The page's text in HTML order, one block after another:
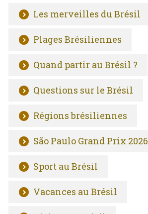
Les merveilles du Brésil
Plages Brésiliennes
Quand partir au Brésil ?
Questions sur le Brésil
Régions brésiliennes
São Paulo Grand Prix 2026
Sport au Brésil
Vacances au Brésil